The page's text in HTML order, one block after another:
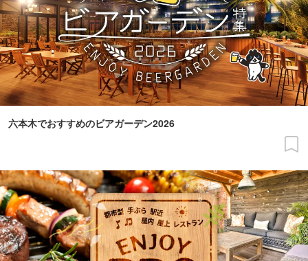
六本木でおすすめのビアガーデン2026